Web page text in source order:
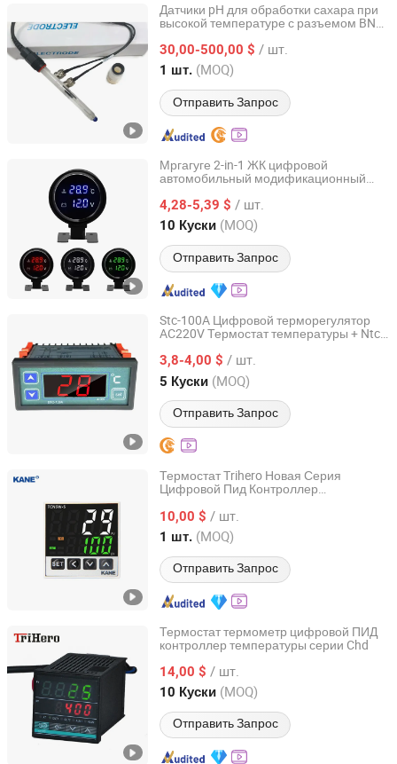
Датчики pH для обработки сахара при
высокой температуре с разъемом BNC
электрода, цифрового устройства
30,00-500,00 $ / шт.
1 шт. (MOQ)
Отправить Запрос
Aurora Scientific Instruments (Shanghai) Co., Ltd.
Shanghai, China с 2025
Мргагуге 2-in-1 ЖК цифровой
автомобильный модификационный
датчик температуры и вольтметр с
датчиком температуры
4,28-5,39 $ / шт.
10 Куски (MOQ)
Отправить Запрос
Wenzhou Wenle Supply Chain Management Co., Ltd.
Zhejiang, China с 2026
Stc-100A Цифровой терморегулятор
AC220V Термостат температуры + Ntc
3,8-4,00 $ / шт.
5 Куски (MOQ)
Отправить Запрос
Kelaimi Ai Technology (Hainan) Co., Ltd.
Hainan, China с 2025
Термостат Trihero Новая Серия
Цифровой Пид Контроллер
10,00 $ / шт.
1 шт. (MOQ)
Отправить Запрос
Yueqing Kane Electric Co., Ltd.
Zhejiang, China с 2011
Термостат термометр цифровой ПИД
контроллер температуры серии Chd
14,00 $ / шт.
10 Куски (MOQ)
Отправить Запрос
Yueqing Kane Electric Co., Ltd.
Zhejiang, China с 2011